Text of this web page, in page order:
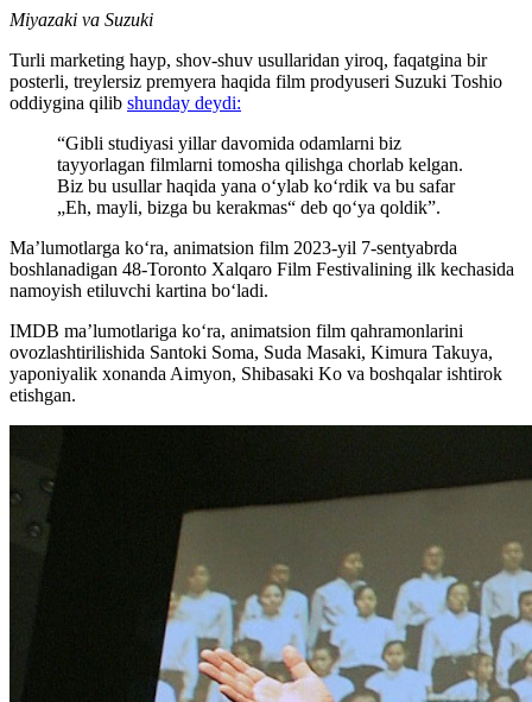
Miyazaki va Suzuki
Turli marketing hayp, shov-shuv usullaridan yiroq, faqatgina bir
posterli, treylersiz premyera haqida film prodyuseri Suzuki Toshio
oddiygina qilib shunday deydi:
“Gibli studiyasi yillar davomida odamlarni biz
tayyorlagan filmlarni tomosha qilishga chorlab kelgan.
Biz bu usullar haqida yana o‘ylab ko‘rdik va bu safar
„Eh, mayli, bizga bu kerakmas“ deb qo‘ya qoldik”.
Ma’lumotlarga ko‘ra, animatsion film 2023-yil 7-sentyabrda
boshlanadigan 48-Toronto Xalqaro Film Festivalining ilk kechasida
namoyish etiluvchi kartina bo‘ladi.
IMDB ma’lumotlariga ko‘ra, animatsion film qahramonlarini
ovozlashtirilishida Santoki Soma, Suda Masaki, Kimura Takuya,
yaponiyalik xonanda Aimyon, Shibasaki Ko va boshqalar ishtirok
etishgan.